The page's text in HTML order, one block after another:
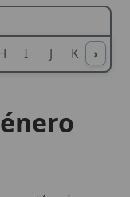
I J K L M
›